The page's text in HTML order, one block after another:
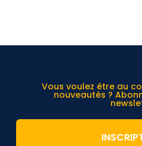
Vous voulez être au
nouveautés ?